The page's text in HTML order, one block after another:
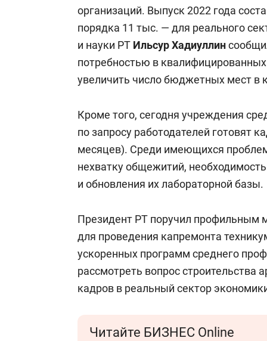
организаций. Выпуск 2022 года
порядка 11 тыс. — для реального
и науки РТ Ильсур Хадиуллин
потребностью в
увеличить число бюджетных мест в
Кроме того, сегодня учреждения
по запросу работодателей готовят
месяцев). Среди имеющихся
нехватку общежитий,
и обновления их лабораторной базы.
Президент РТ поручил профильным
для проведения капремонта
ускоренных программ среднего
рассмотреть вопрос строительства
кадров в реальный сектор
Читайте БИЗНЕС Online